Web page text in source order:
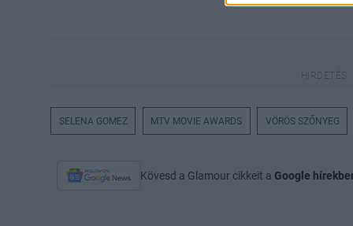
SELENA GOMEZ MTV MOVIE AWARDS VÖRÖS SZŐNYEG
Kövesd a Glamour cikkeit a Google